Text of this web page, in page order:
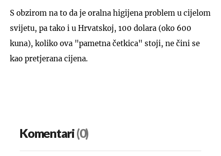
S obzirom na to da je oralna higijena problem u cijelom
svijetu, pa tako i u Hrvatskoj, 100 dolara (oko 600
kuna), koliko ova "pametna četkica" stoji, ne čini se
kao pretjerana cijena.
Komentari(0)